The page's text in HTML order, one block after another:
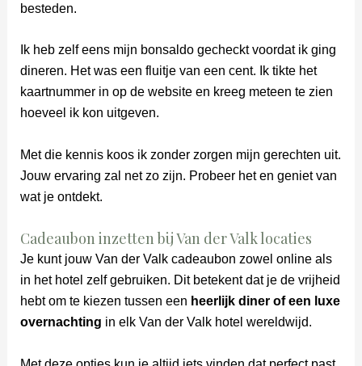
besteden.
Ik heb zelf eens mijn bonsaldo gecheckt voordat ik ging
dineren. Het was een fluitje van een cent. Ik tikte het
kaartnummer in op de website en kreeg meteen te zien
hoeveel ik kon uitgeven.
Met die kennis koos ik zonder zorgen mijn gerechten uit.
Jouw ervaring zal net zo zijn. Probeer het en geniet van
wat je ontdekt.
Cadeaubon inzetten bij Van der Valk locaties
Je kunt jouw Van der Valk cadeaubon zowel online als
in het hotel zelf gebruiken. Dit betekent dat je de vrijheid
hebt om te kiezen tussen een heerlijk diner of een luxe
overnachting in elk Van der Valk hotel wereldwijd.